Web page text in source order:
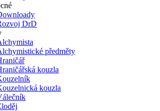
DrD
předměty
kouzla
kouzla